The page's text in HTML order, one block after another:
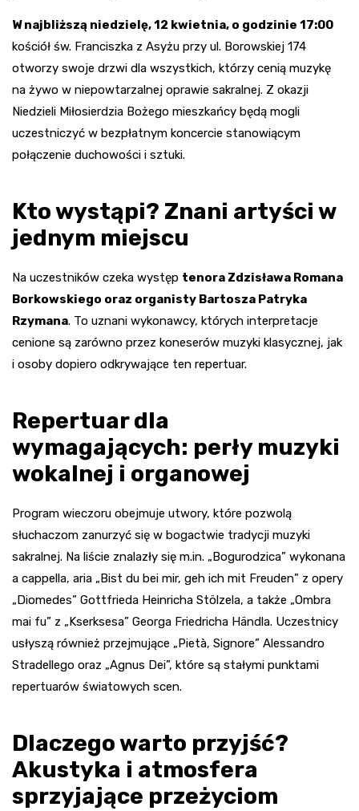
W najbliższą niedzielę, 12 kwietnia, o godzinie 17:00
kościół św. Franciszka z Asyżu przy ul. Borowskiej 174
otworzy swoje drzwi dla wszystkich, którzy cenią muzykę
na żywo w niepowtarzalnej oprawie sakralnej. Z okazji
Niedzieli Miłosierdzia Bożego mieszkańcy będą mogli
uczestniczyć w bezpłatnym koncercie stanowiącym
połączenie duchowości i sztuki.
Kto wystąpi? Znani artyści w
jednym miejscu
Na uczestników czeka występ tenora Zdzisława Romana
Borkowskiego oraz organisty Bartosza Patryka
Rzymana. To uznani wykonawcy, których interpretacje
cenione są zarówno przez koneserów muzyki klasycznej, jak
i osoby dopiero odkrywające ten repertuar.
Repertuar dla
wymagających: perły muzyki
wokalnej i organowej
Program wieczoru obejmuje utwory, które pozwolą
słuchaczom zanurzyć się w bogactwie tradycji muzyki
sakralnej. Na liście znalazły się m.in. „Bogurodzica” wykonana
a cappella, aria „Bist du bei mir, geh ich mit Freuden” z opery
„Diomedes” Gottfrieda Heinricha Stölzela, a także „Ombra
mai fu” z „Kserksesa” Georga Friedricha Händla. Uczestnicy
usłyszą również przejmujące „Pietà, Signore” Alessandro
Stradellego oraz „Agnus Dei”, które są stałymi punktami
repertuarów światowych scen.
Dlaczego warto przyjść?
Akustyka i atmosfera
sprzyjające przeżyciom